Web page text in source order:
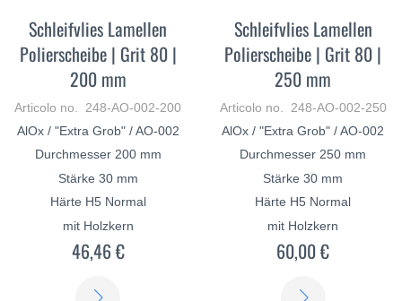
Schleifvlies Lamellen
Polierscheibe | Grit 80 |
200 mm
Articolo no. 248-AO-002-200
AlOx / "Extra Grob" / AO-002
Durchmesser 200 mm
Stärke 30 mm
Härte H5 Normal
mit Holzkern
46,46 €
Schleifvlies Lamellen
Polierscheibe | Grit 80 |
250 mm
Articolo no. 248-AO-002-250
AlOx / "Extra Grob" / AO-002
Durchmesser 250 mm
Stärke 30 mm
Härte H5 Normal
mit Holzkern
60,00 €